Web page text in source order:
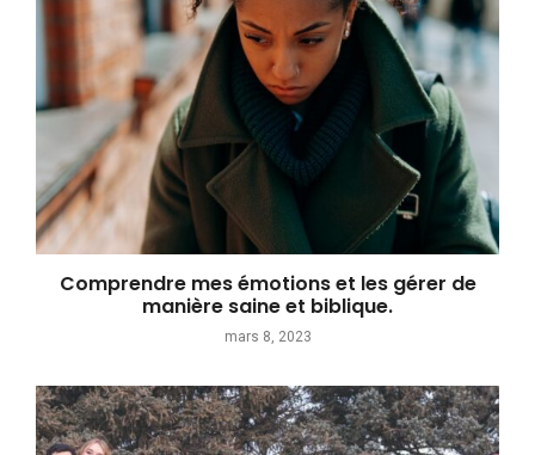
Comprendre mes émotions et les gérer de
manière saine et biblique.
mars 8, 2023